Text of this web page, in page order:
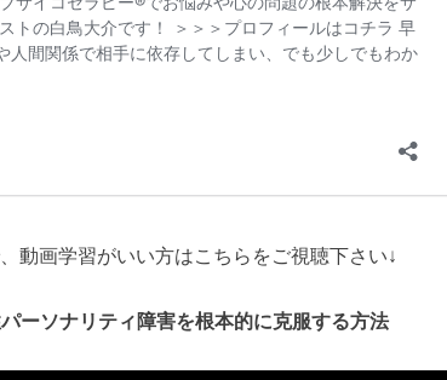
動画学習がいい方はこちらをご視聴下さい↓
ーソナリティ障害を根本的に克服する方法